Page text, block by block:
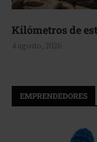
Kilómetros de
4 agosto, 2026
EMPRENDEDORES